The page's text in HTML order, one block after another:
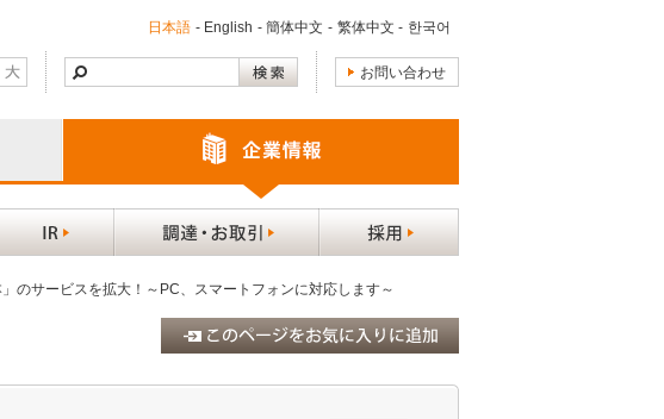
日本語 - English - 簡体中文 - 繁体中文 - 한국어
お問い合わせ
のサービスを拡大！～PC、スマートフォンに対応します～